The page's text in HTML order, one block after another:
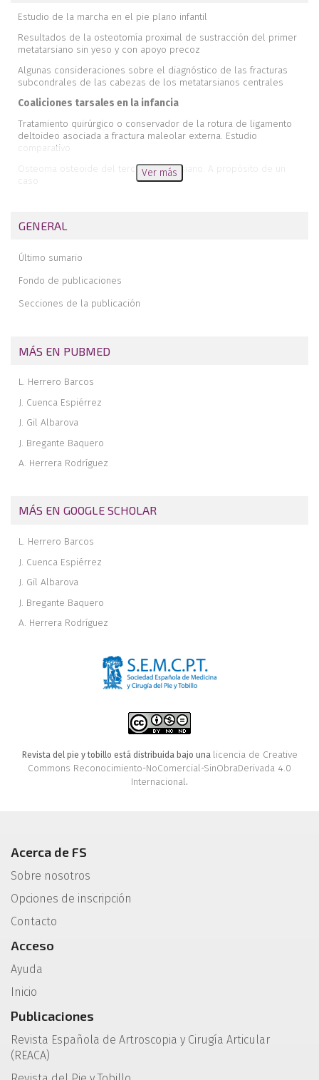
Estudio de la marcha en el pie plano infantil
Resultados de la osteotomía proximal de sustracción del primer
metatarsiano sin yeso y con apoyo precoz
Algunas consideraciones sobre el diagnóstico de las fracturas
subcondrales de las cabezas de los metatarsianos centrales
Coaliciones tarsales en la infancia
Tratamiento quirúrgico o conservador de la rotura de ligamento
deltoideo asociada a fractura maleolar externa. Estudio
comparativo
Osteoma osteoide del tercer metatarsiano. A propósito de un
Sarcoma de Ewing extraesquelético en planta del pie: caso clínico
de un caso y revisión de la literatura
Objetivos de la cirugía del pie
Ver más
GENERAL
Último sumario
Fondo de publicaciones
Secciones de la publicación
MÁS EN PUBMED
L. Herrero Barcos
J. Cuenca Espiérrez
J. Gil Albarova
J. Bregante Baquero
A. Herrera Rodríguez
MÁS EN GOOGLE SCHOLAR
L. Herrero Barcos
J. Cuenca Espiérrez
J. Gil Albarova
J. Bregante Baquero
A. Herrera Rodríguez
Revista del pie y tobillo está distribuida bajo una licencia de Creative
Commons Reconocimiento-NoComercial-SinObraDerivada 4.0
Internacional.
Acerca de FS
Sobre nosotros
Opciones de inscripción
Contacto
Acceso
Ayuda
Inicio
Publicaciones
Revista Española de Artroscopia y Cirugía Articular
(REACA)